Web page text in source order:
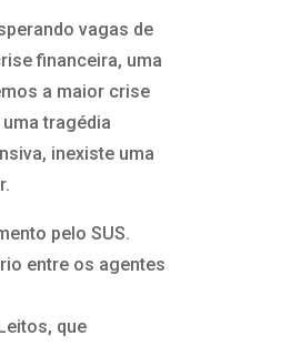
vagas de
financeira, uma
a maior crise
tragédia
inexiste uma
pelo SUS.
entre os agentes
que